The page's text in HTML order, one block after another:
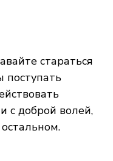
стараться
поступать
с доброй волей,